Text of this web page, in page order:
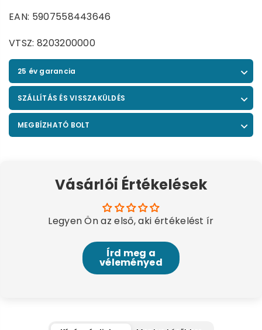
EAN: 5907558443646
VTSZ: 8203200000
25 év garancia
SZÁLLÍTÁS ÉS VISSZAKÜLDÉS
MEGBÍZHATÓ BOLT
Vásárlói Értékelések
Legyen Ön az első, aki értékelést ír
Írd meg a
véleményed